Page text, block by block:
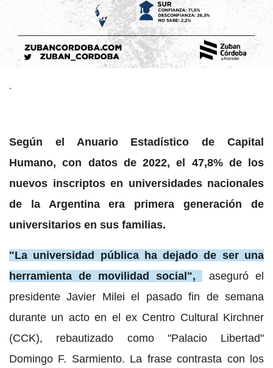
.
Según el Anuario Estadístico de Capital
Humano, con datos de 2022, el 47,8% de los
nuevos inscriptos en universidades nacionales
de la Argentina era primera generación de
universitarios en sus familias.
"La universidad pública ha dejado de ser una
herramienta de movilidad social",
aseguró el
presidente Javier Milei el pasado fin de semana
durante un acto en el ex Centro Cultural Kirchner
(CCK), rebautizado como "Palacio Libertad"
Domingo F. Sarmiento. La frase contrasta con los